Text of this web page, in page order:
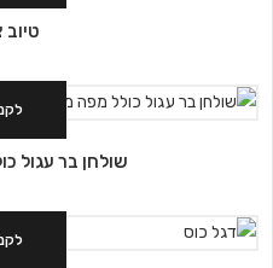
טיוב
שולחן בר עגול